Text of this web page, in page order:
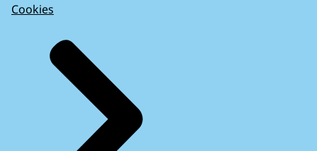
Cookies